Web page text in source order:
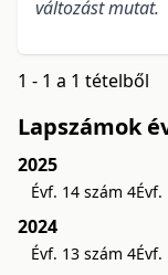
változást mutat.
1 - 1 a 1 tételből
Lapszámok
2025
Évf. 14 szám 4Évf.
2024
Évf. 13 szám 4Évf.